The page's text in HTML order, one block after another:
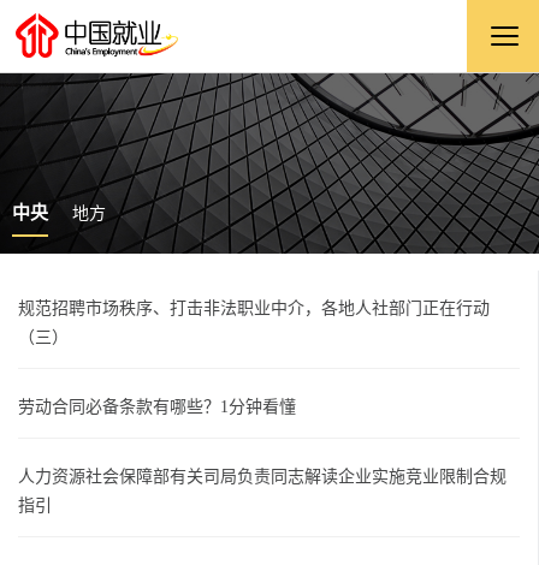
中央 地方
规范招聘市场秩序、打击非法职业中介，各地人社部门正在行动
（三）
劳动合同必备条款有哪些？1分钟看懂
人力资源社会保障部有关司局负责同志解读企业实施竞业限制合规
指引